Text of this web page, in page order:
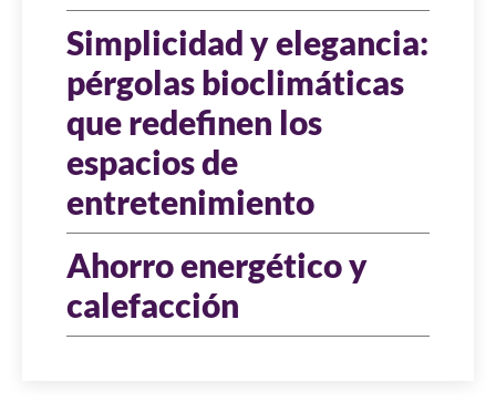
Simplicidad y elegancia:
pérgolas bioclimáticas
que redefinen los
espacios de
entretenimiento
Ahorro energético y
calefacción